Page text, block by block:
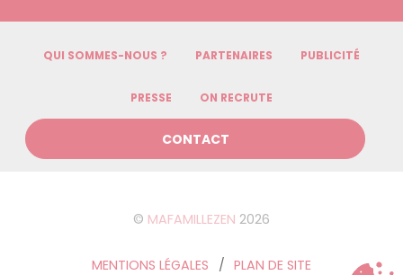
QUI SOMMES-NOUS ? PARTENAIRES PUBLICITÉ
PRESSE ON RECRUTE
CONTACT
© MAFAMILLEZEN 2026
MENTIONS LÉGALES PLAN DE SITE